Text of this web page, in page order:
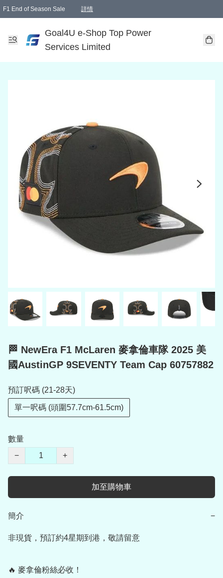
F1 End of Season Sale 詳情
Goal4U e-Shop Top Power
Services Limited
🏁 NewEra F1 McLaren 麥拿倫車隊 2025 美
國AustinGP 9SEVENTY Team Cap 60757882
預訂呎碼 (21-28天)
單一呎碼 (頭圍57.7cm-61.5cm)
數量
−
+
加至購物車
簡介 −
非現貨，預訂約4星期到港，敬請留意
🔥 麥拿倫粉絲必收！